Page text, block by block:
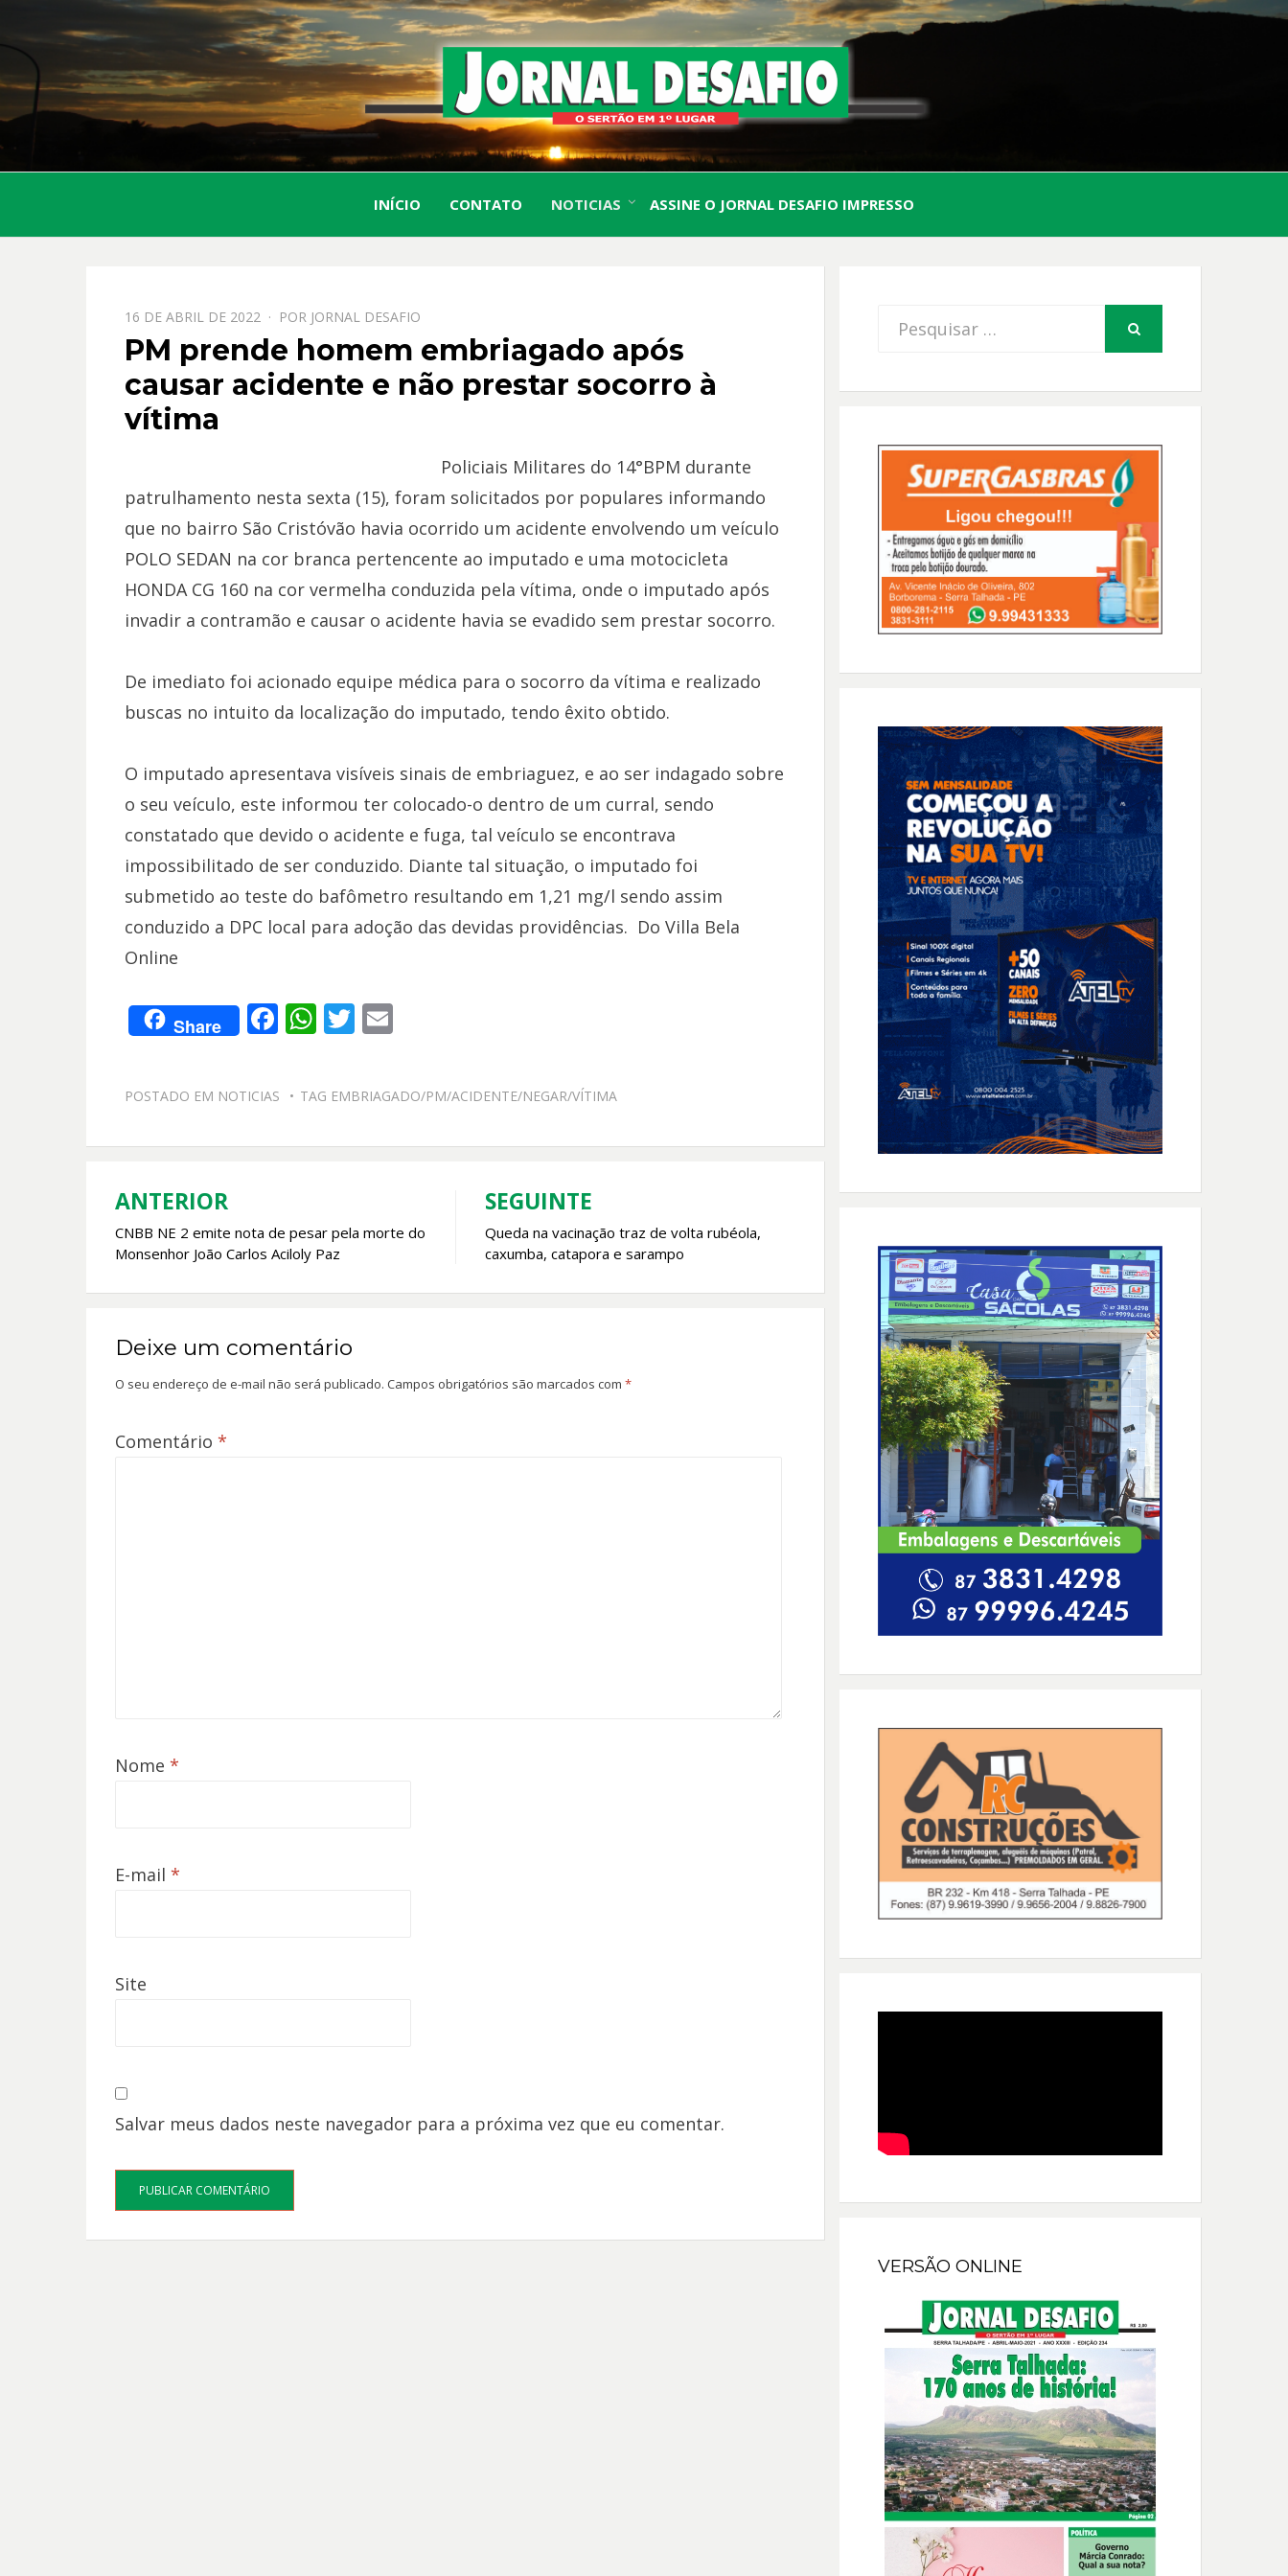
JORNAL
DESAFIO
O Sertão em 1º Lugar
INÍCIO CONTATO NOTICIAS ASSINE O JORNAL DESAFIO IMPRESSO
PPOSTADO
EM
16 DE ABRIL DE 2022 POR JORNAL DESAFIO
PM prende homem embriagado após
causar acidente e não prestar socorro à
vítima
Policiais Militares do 14°BPM durante
patrulhamento nesta sexta (15), foram solicitados por populares informando
que no bairro São Cristóvão havia ocorrido um acidente envolvendo um veículo
POLO SEDAN na cor branca pertencente ao imputado e uma motocicleta
HONDA CG 160 na cor vermelha conduzida pela vítima, onde o imputado após
invadir a contramão e causar o acidente havia se evadido sem prestar socorro.
De imediato foi acionado equipe médica para o socorro da vítima e realizado
buscas no intuito da localização do imputado, tendo êxito obtido.
O imputado apresentava visíveis sinais de embriaguez, e ao ser indagado sobre
o seu veículo, este informou ter colocado-o dentro de um curral, sendo
constatado que devido o acidente e fuga, tal veículo se encontrava
impossibilitado de ser conduzido. Diante tal situação, o imputado foi
submetido ao teste do bafômetro resultando em 1,21 mg/l sendo assim
conduzido a DPC local para adoção das devidas providências. Do Villa Bela
Online
Share F
b
o
W
s
A
T
er
E
l
POSTADO EM NOTICIAS TAG EMBRIAGADO/PM/ACIDENTE/NEGAR/VÍTIMA
Navegação
de
ANTERIOR
CNBB NE 2 emite nota de pesar pela morte do
Monsenhor João Carlos Aciloly Paz
SEGUINTE
Queda na vacinação traz de volta rubéola,
caxumba, catapora e sarampo
Deixe um comentário
O seu endereço de e-mail não será publicado. Campos obrigatórios são marcados com *
Comentário *
Nome *
E-mail *
Site
Salvar meus dados neste navegador para a próxima vez que eu comentar.
Procurar
VERSÃO ONLINE